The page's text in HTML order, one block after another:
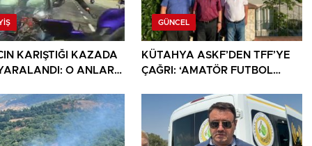
KARIŞTIĞI KAZADA
O ANLAR
GÜNCEL
KÜTAHYA ASKF’DEN TFF’YE
ÇAĞRI: ‘AMATÖR FUTBOL